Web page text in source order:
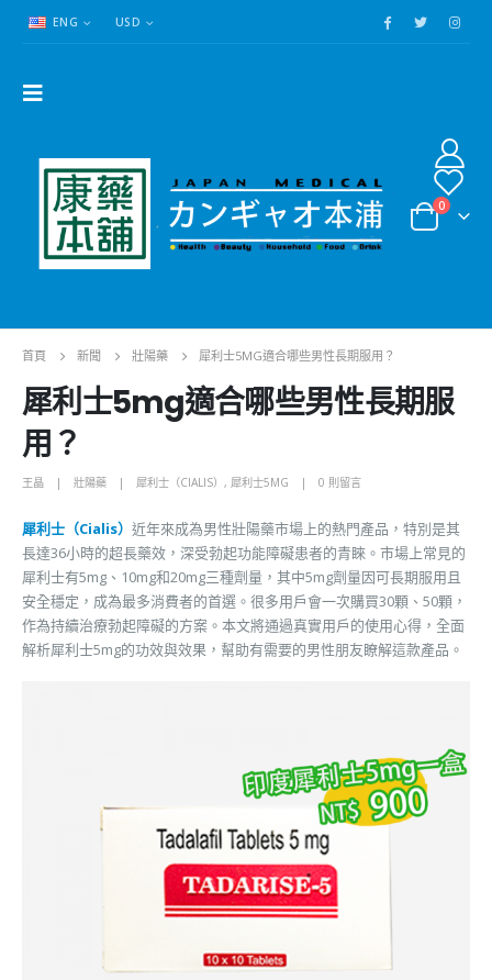
ENG USD
0
首頁 新聞 壯陽藥 犀利士5MG適合哪些男性長期服用？
犀利士5mg適合哪些男性長期服
用？
王晶 壯陽藥 犀利士（CIALIS） , 犀利士5MG 0 則留言
犀利士（Cialis） 近年來成為男性壯陽藥市場上的熱門產品，特別是其
長達36小時的超長藥效，深受勃起功能障礙患者的青睞。市場上常見的
犀利士有5mg、10mg和20mg三種劑量，其中5mg劑量因可長期服用且
安全穩定，成為最多消費者的首選。很多用戶會一次購買30顆、50顆，
作為持續治療勃起障礙的方案。本文將通過真實用戶的使用心得，全面
解析犀利士5mg的功效與效果，幫助有需要的男性朋友瞭解這款產品。